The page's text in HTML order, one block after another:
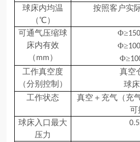
球床内均温
（℃）
按照客户实
可通气压缩球
床内有效
（mm）
Φ≥150
Φ≥100
Φ≥
工作真空度
（分别控制）
真空
球床
工作状态
真空＋充气（充
可
球床入口最大
压力